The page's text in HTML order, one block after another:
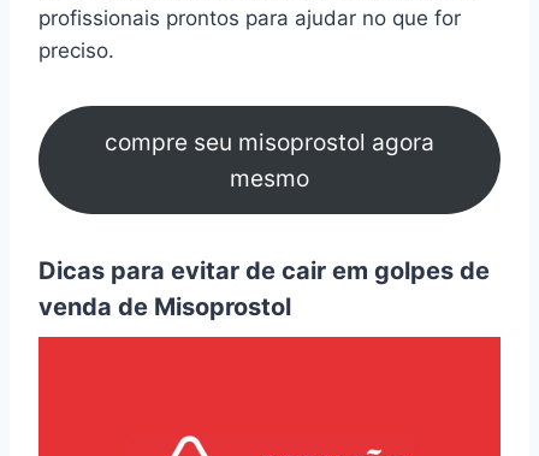
profissionais prontos para ajudar no que for
preciso.
compre seu misoprostol agora
mesmo
Dicas para evitar de cair em golpes de
venda de Misoprostol